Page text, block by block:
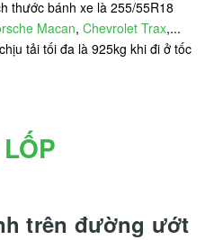
thước bánh xe là 255/55R18
Macan, Chevrolet Trax,...
tải tối đa là 925kg khi đi ở tốc
trên đường ướt